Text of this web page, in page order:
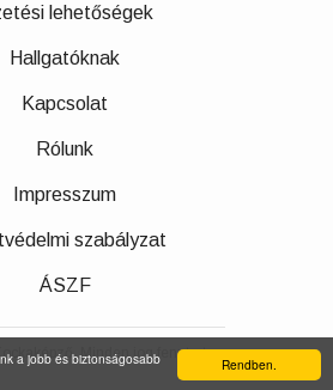
lehetőségek
Hallgatóknak
Kapcsolat
Rólunk
Impresszum
szabályzat
ÁSZF
Minden jog fenntartva.
Rendben.
a jobb és biztonságosabb